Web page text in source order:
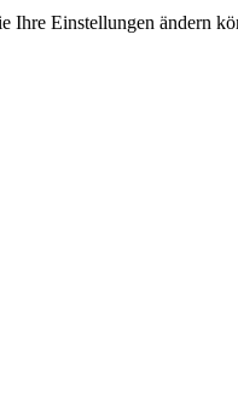
Ihre Einstellungen ändern